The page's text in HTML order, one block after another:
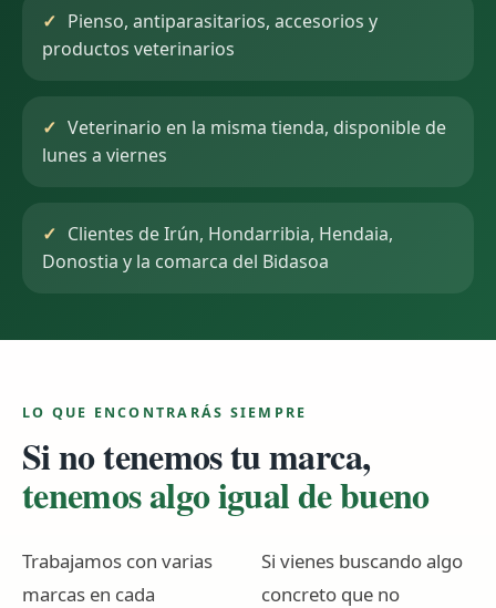
Pienso, antiparasitarios, accesorios y
productos veterinarios
Veterinario en la misma tienda, disponible de
lunes a viernes
Clientes de Irún, Hondarribia, Hendaia,
Donostia y la comarca del Bidasoa
LO QUE ENCONTRARÁS SIEMPRE
Si no tenemos tu marca,
tenemos algo igual de bueno
Trabajamos con varias
marcas en cada
Si vienes buscando algo
concreto que no